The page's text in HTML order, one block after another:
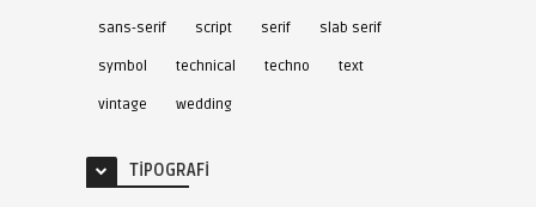
sans-serif script serif slab serif
symbol technical techno text
vintage wedding
TIPOGRAFI